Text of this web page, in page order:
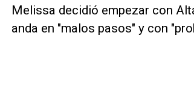
Melissa decidió empezar con
anda en "malos pasos" y con